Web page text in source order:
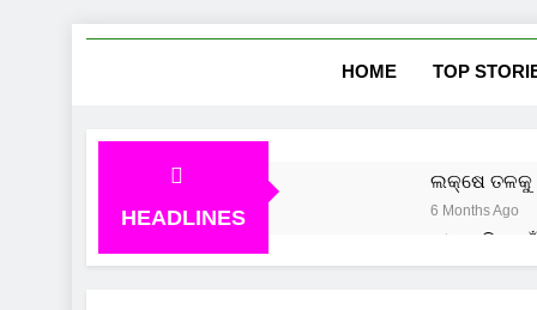
Skip
HOME TOP
HEADLINES
ଲକ୍ଷେ ତଳକୁ
6 Months Ago
ମୀନ ରାଶି
7 Months Ago